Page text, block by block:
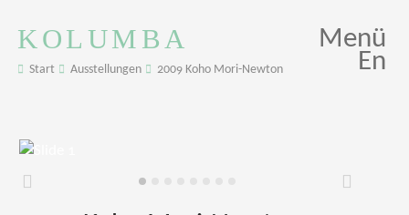
KOLUMBA
Start Ausstellungen 2009 Koho Mori-Newton
Menü
En
Zurück Weiter